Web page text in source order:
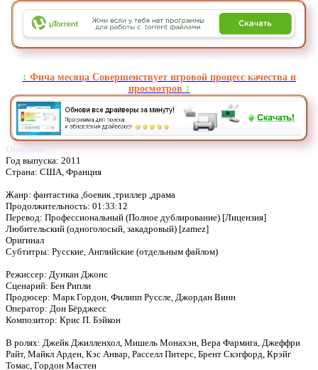
↕️ Фича месяца Совершенствует игровой процесс качества и
просмотров ↕️
Описание:
Год выпуска: 2011
Страна: США, Франция
Жанр: фантастика ,боевик ,триллер ,драма
Продолжительность: 01:33:12
Перевод: Профессиональный (Полное дублирование) [Лицензия]
Любительский (одноголосый, закадровый) [zamez]
Оригинал
Субтитры: Русские, Английские (отдельным файлом)
Режиссер: Дункан Джонс
Сценарий: Бен Рипли
Продюсер: Марк Гордон, Филипп Руссле, Джордан Винн
Оператор: Дон Бёрджесс
Композитор: Крис П. Бэйкон
В ролях: Джейк Джилленхол, Мишель Монахэн, Вера Фармига, Джеффри
Райт, Майкл Арден, Кэс Анвар, Расселл Питерс, Брент Скэгфорд, Крэйг
Томас, Гордон Мастен